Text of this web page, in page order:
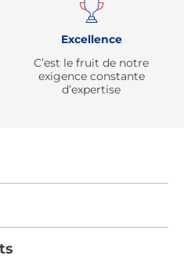
Excellence
C’est le fruit de notre
exigence constante
d’expertise